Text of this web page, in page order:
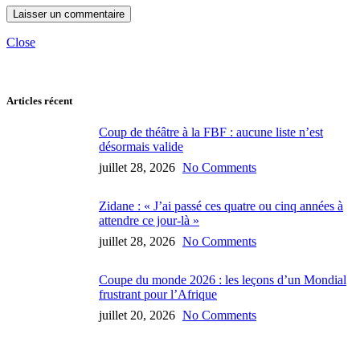
Close
Articles récent
Coup de théâtre à la FBF : aucune liste n’est
désormais valide
juillet 28, 2026 No Comments
Zidane : « J’ai passé ces quatre ou cinq années à
attendre ce jour-là »
juillet 28, 2026 No Comments
Coupe du monde 2026 : les leçons d’un Mondial
frustrant pour l’Afrique
juillet 20, 2026 No Comments